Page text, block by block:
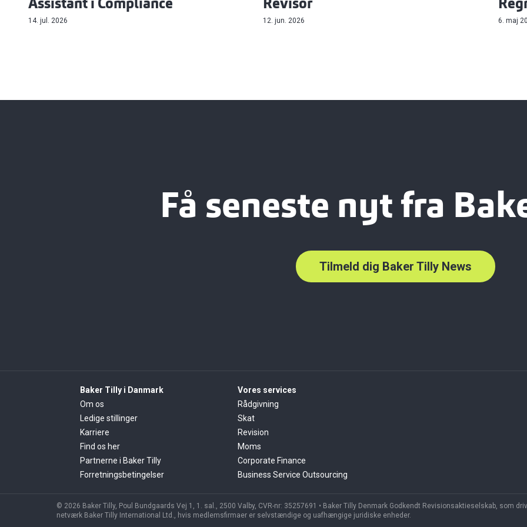
Assistant i Compliance
14. jul. 2026
Revisor
12. jun. 2026 6. maj
Få seneste nyt fra
Tilmeld dig Baker Tilly News
Baker Tilly i Danmark
Om os
Ledige stillinger
Karriere
Find os her
Partnerne i Baker Tilly
Forretningsbetingelser
Vores services
Rådgivning
Skat
Revision
Moms
Corporate Finance
Business Service Outsourcing
© 2026 Baker Tilly, Poul Bundgaards Vej 1, 1. sal., 2500 Valby, CVR-nr: 35257691 • Baker Tilly Denmark Godkendt Revisionsaktieselskab, som
netværk Baker Tilly International Ltd., hvis medlemsfirmaer er selvstændige og uafhængige juridiske enheder.